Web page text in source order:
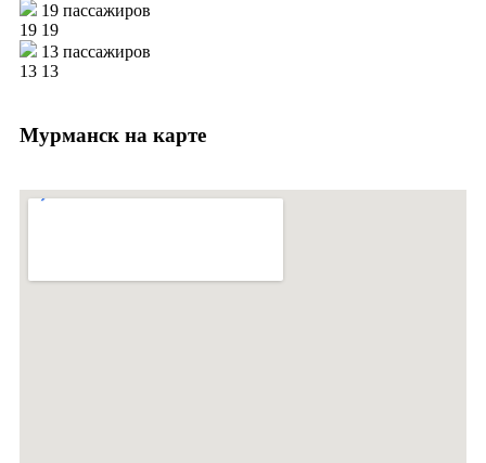
19 пассажиров
19 19
13 пассажиров
13 13
Мурманск на карте